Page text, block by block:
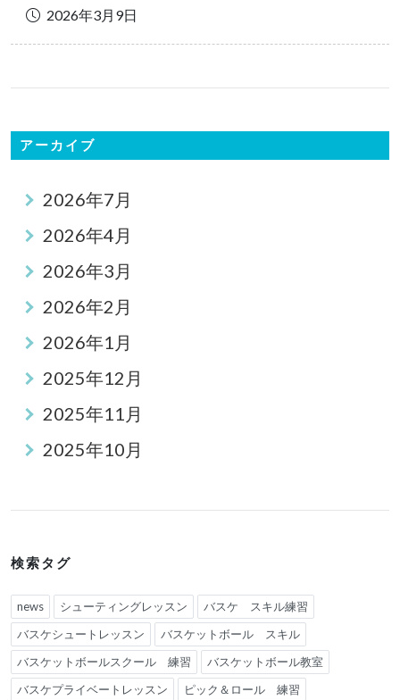
2026年3月9日
アーカイブ
2026年7月
2026年4月
2026年3月
2026年2月
2026年1月
2025年12月
2025年11月
2025年10月
検索タグ
news シューティングレッスン
バスケ スキル練習
バスケシュートレッスン
バスケットボール スキル
バスケットボールスクール 練習
バスケットボール教室
バスケプライベートレッスン
ピック＆ロール 練習